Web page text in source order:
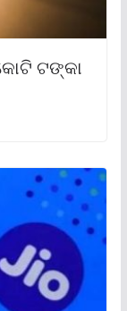
ଟଙ୍କା